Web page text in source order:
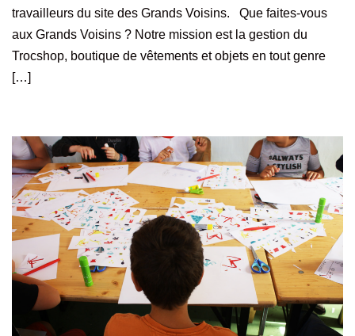
travailleurs du site des Grands Voisins. Que faites-vous
aux Grands Voisins ? Notre mission est la gestion du
Trocshop, boutique de vêtements et objets en tout genre
[…]